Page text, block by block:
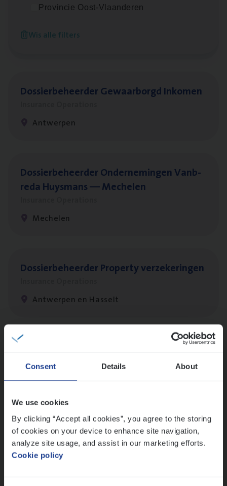
Consent Details About
We use cookies
By clicking “Accept all cookies”, you agree to the storing
of cookies on your device to enhance site navigation,
analyze site usage, and assist in our marketing efforts.
Cookie policy
Provincie Oost-Vlaanderen
Wis alle filters
(Agi­le)ITPro­ject Manager
Antwerpen
Dos­sier­be­heer­der Gewaar­borgd Inkomen
Antwerpen
Dos­sier­be­heer­der Onder­ne­min­gen Van­b­
re­da Huys­mans — Mechelen
Mechelen
Dos­sier­be­heer­der Pro­per­ty verzekeringen
Antwerpen en Hasselt
Insurance Operations
Antwerpen
Busi­ness Mana­ger Mari­ne Cargo
People Management, Sales Management
Antwerpen